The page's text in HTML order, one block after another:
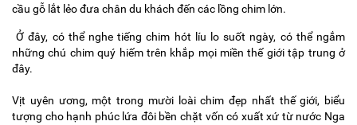
cầu gỗ lắt lẻo đưa chân du khách đến các lồng chim lớn.
Ở đây, có thể nghe tiếng chim hót líu lo suốt ngày, có thể ngắm
những chú chim quý hiếm trên khắp mọi miền thế giới tập trung ở
đây.
Vịt uyên ương, một trong mười loài chim đẹp nhất thế giới, biểu
tượng cho hạnh phúc lứa đôi bền chặt vốn có xuất xứ từ nước Nga